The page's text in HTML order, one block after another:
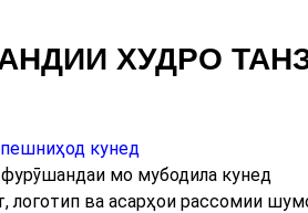
ХУДРО
кунед
мо мубодила кунед
логотип ва асарҳои рассомии